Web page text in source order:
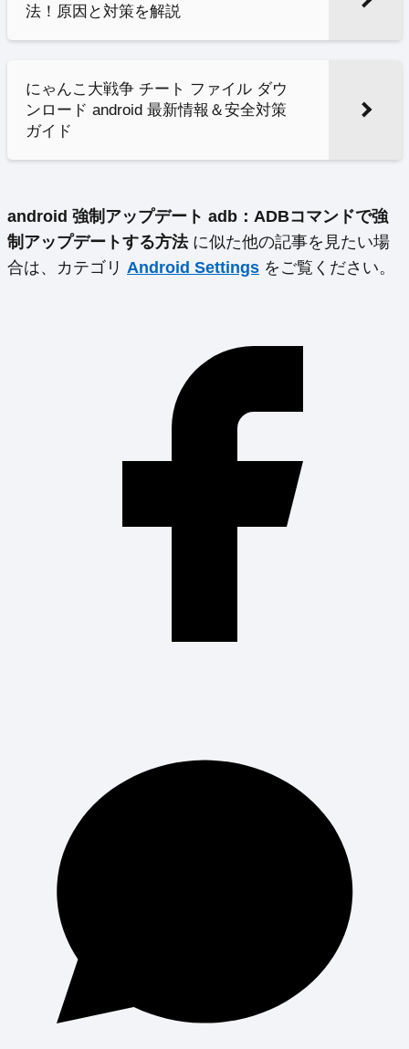
法！原因と対策を解説
にゃんこ大戦争 チート ファイル ダウ
ンロード android 最新情報＆安全対策
ガイド
android 強制アップデート adb：ADBコマンドで強
制アップデートする方法に似た他の記事を見たい場
合は、カテゴリ Android Settings をご覧ください。